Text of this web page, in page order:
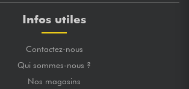
Infos utiles
Contactez-nous
Qui sommes-nous ?
Nos magasins